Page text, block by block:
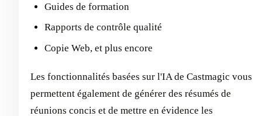
Guides de formation
Rapports de contrôle qualité
Copie Web, et plus encore
Les fonctionnalités basées sur l'IA de Castmagic vous
permettent également de générer des résumés de
réunions concis et de mettre en évidence les